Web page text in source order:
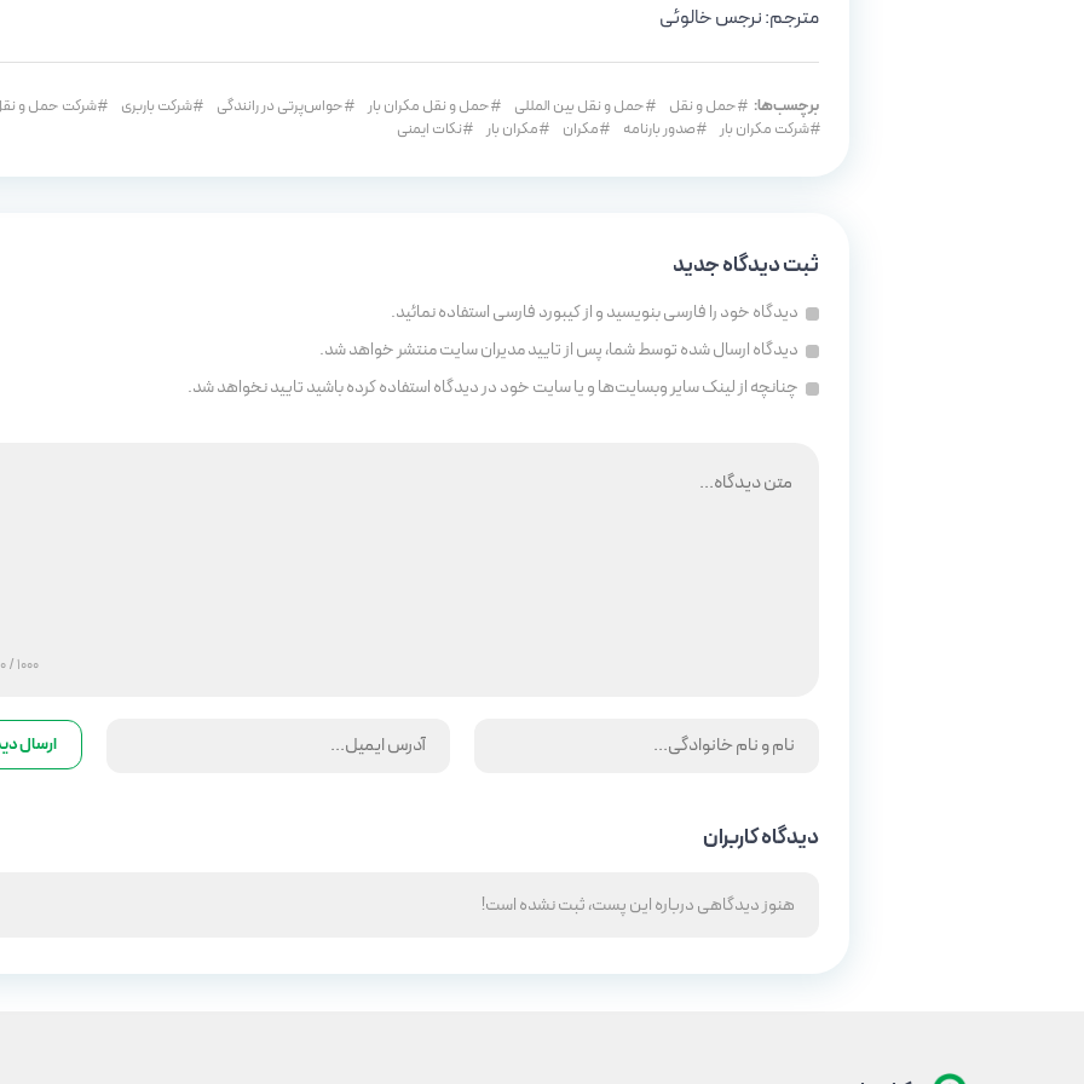
مترجم: نرجس خالوئی
برچسب‌ها: حمل و نقل حمل و نقل بین المللی حمل و نقل مکران بار حواس‌پرتی در رانندگی شرکت باربری
شرکت حمل و
شرکت مکران بار
صدور بارنامه مکران مکران بار نکات ایمنی
ثبت دیدگاه جدید
دیدگاه خود را فارسی بنویسید و از کیبورد فارسی استفاده نمائید.
دیدگاه ارسال شده توسط شما، پس از تایید مدیران سایت منتشر خواهد شد.
چنانچه از لینک سایر وبسایت‌ها و یا سایت خود در دیدگاه استفاده کرده باشید تایید نخواهد شد.
1000
/ 1000
دیدگاه کاربران
هنوز دیدگاهی درباره این پست، ثبت نشده است!